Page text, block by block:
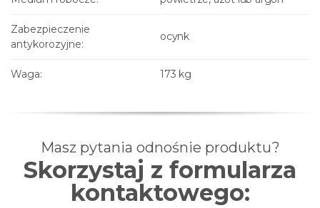
Zabezpieczenie
antykorozyjne:
ocynk
Waga: 173 kg
Masz pytania odnośnie produktu?
Skorzystaj z formularza
kontaktowego: